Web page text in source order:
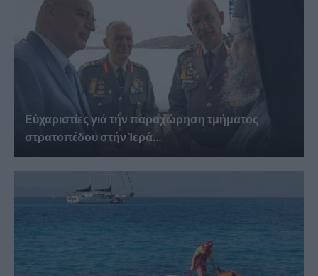
Εὐχαριστίες γιά τήν παραχώρηση τμήματος
στρατοπέδου στήν Ἱερά...